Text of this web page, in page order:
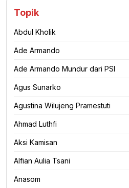
Topik
Abdul Kholik
Ade Armando
Ade Armando Mundur dari PSI
Agus Sunarko
Agustina Wilujeng Pramestuti
Ahmad Luthfi
Aksi Kamisan
Alfian Aulia Tsani
Anasom